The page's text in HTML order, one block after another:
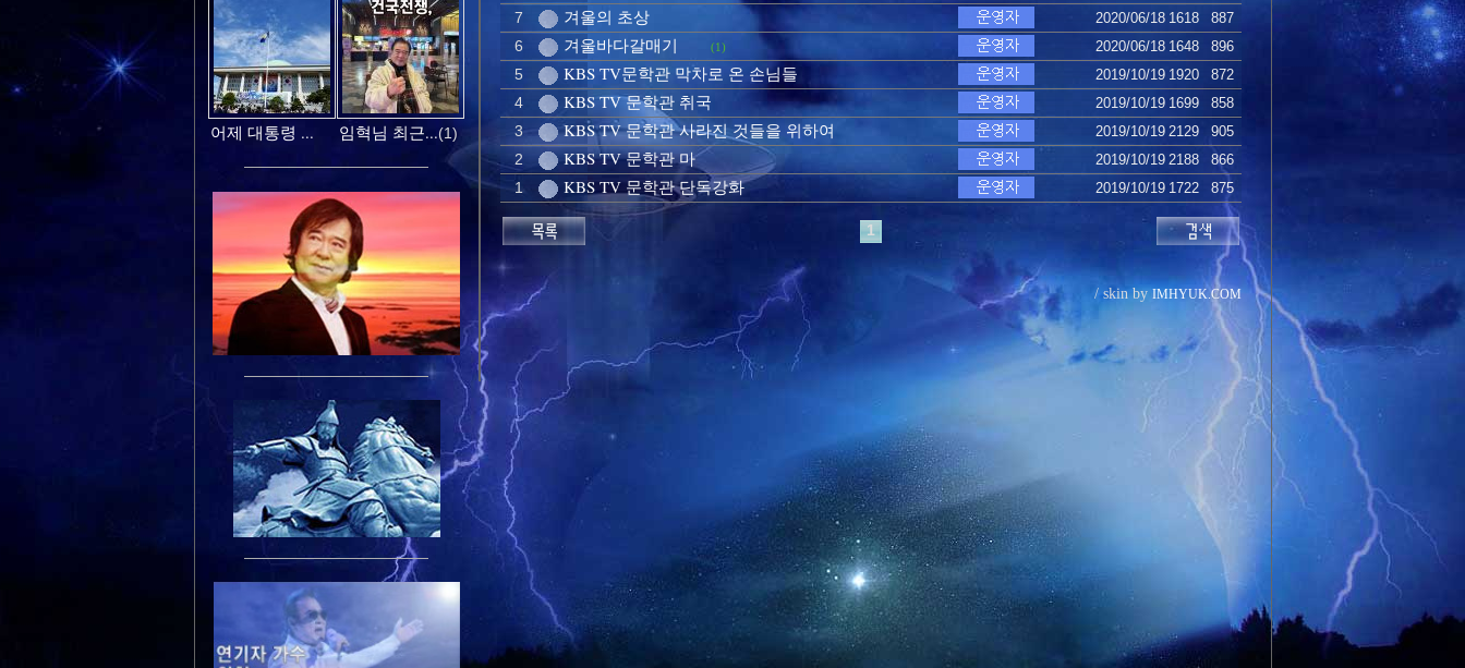
어제 대통령 ... 임혁님 최근...(1)
7 겨울의 초상 2020/06/18 1618 887
6 겨울바다갈매기 (1) 2020/06/18 1648 896
5 KBS TV문학관 막차로 온 손님들 2019/10/19 1920 872
4 KBS TV 문학관 취국 2019/10/19 1699 858
3 KBS TV 문학관 사라진 것들을 위하여 2019/10/19 2129 905
2 KBS TV 문학관 마 2019/10/19 2188 866
1 KBS TV 문학관 단독강화 2019/10/19 1722 875
1
/ skin byIMHYUK.COM